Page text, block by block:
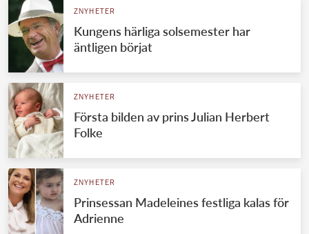
UTLÄNDSKT
VÄRLDENS KUNGAHUS
Svenska kungahuset
Danska kungahuset
REDAKTION
ZNYHETER
Kungens härliga solsemester har
äntligen börjat
ZNYHETER
Första bilden av prins Julian Herbert
Folke
ZNYHETER
Prinsessan Madeleines festliga kalas för
Adrienne